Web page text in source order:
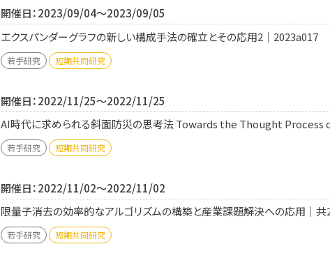
開催日：2023/09/04～2023/09/05
エクスパンダーグラフの新しい構成手法の確立とその応用2｜2023a017
若手研究 短期共同研究
開催日：2022/11/25～2022/11/25
AI時代に求められる斜面防災の思考法 Towards the Thought
若手研究 短期共同研究
開催日：2022/11/02～2022/11/02
限量子消去の効率的なアルゴリズムの構築と産業課題解決への応用｜共
若手研究 短期共同研究